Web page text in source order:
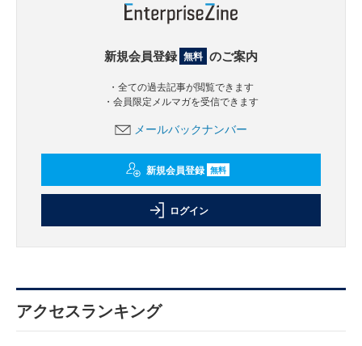
新規会員登録 無料 のご案内
・全ての過去記事が閲覧できます
・会員限定メルマガを受信できます
メールバックナンバー
新規会員登録 無料
ログイン
アクセスランキング